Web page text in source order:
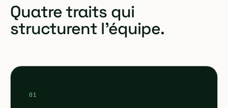
Quatre traits qui
structurent l'équipe.
01